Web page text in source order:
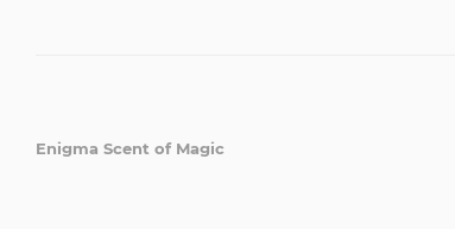
Enigma Scent of Magic